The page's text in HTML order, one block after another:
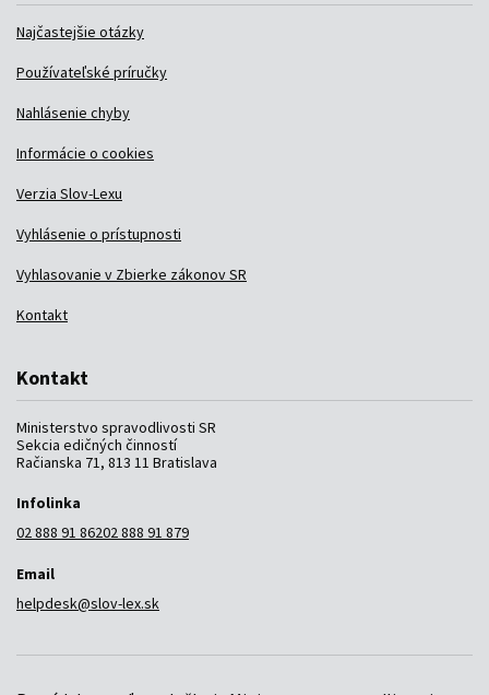
Najčastejšie otázky
Používateľské príručky
Nahlásenie chyby
Informácie o cookies
Verzia Slov-Lexu
Vyhlásenie o prístupnosti
Vyhlasovanie v Zbierke zákonov SR
Kontakt
Kontakt
Ministerstvo spravodlivosti SR
Sekcia edičných činností
Račianska 71, 813 11 Bratislava
Infolinka
02 888 91 86202 888 91 879
Email
helpdesk@slov-lex.sk